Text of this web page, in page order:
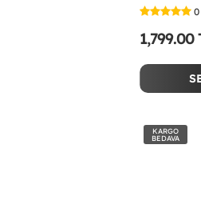
0
1,799.00
KARGO
BEDAVA